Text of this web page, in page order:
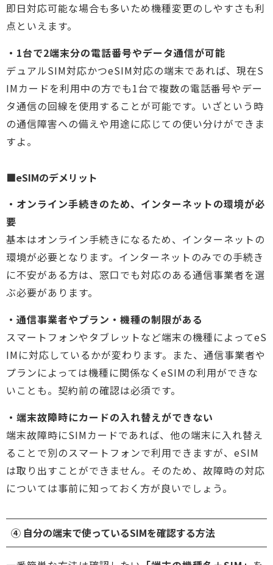
即日対応可能な場合も多いため機種変更のしやすさも利
点といえます。
・1台で2端末分の電話番号やデータ通信が可能
デュアルSIM対応かつeSIM対応の端末であれば、現在S
IMカードを利用中の方でも1台で複数の電話番号やデー
タ通信の回線を使用することが可能です。いざという時
の通信障害への備えや用途に応じての使い分けができま
すよ。
■eSIMのデメリット
・オンライン手続きのため、インターネットの環境が必
要
基本はオンライン手続きになるため、インターネットの
環境が必要となります。インターネットのみでの手続き
に不安がある方は、窓口でも対応のある通信事業者を選
ぶ必要があります。
・通信事業者やプラン・機種の制限がある
スマートフォンやタブレットなど端末の機種によってeS
IMに対応しているかが変わります。また、通信事業者や
プランによっては機種に関係なくeSIMの利用ができな
いことも。契約前の確認は必須です。
・端末故障時にカードの入れ替えができない
端末故障時にSIMカードであれば、他の端末に入れ替え
ることで別のスマートフォンで利用できますが、eSIM
は取り出すことができません。そのため、故障時の対応
については事前に知っておく方が良いでしょう。
④ 自分の端末で使っているSIMを確認する方法